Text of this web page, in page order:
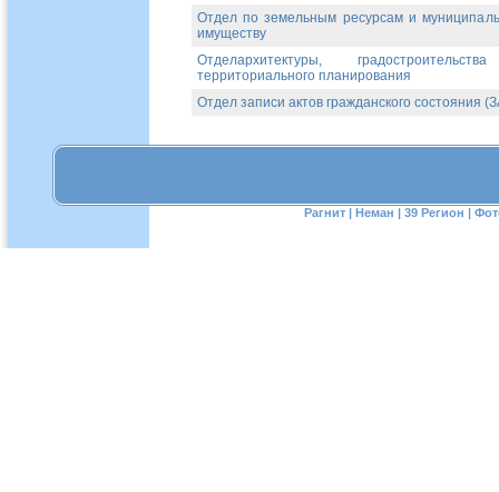
Отдел по земельным ресурсам и
имуществу
Отделархитектуры,
территориального планирования
Отдел записи актов гражданского состояния
Рагнит | Неман | 39 Регион |